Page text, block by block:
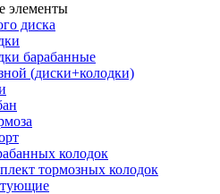
элементы
диска
барабанные
(диски+колодки)
колодок
тормозных колодок